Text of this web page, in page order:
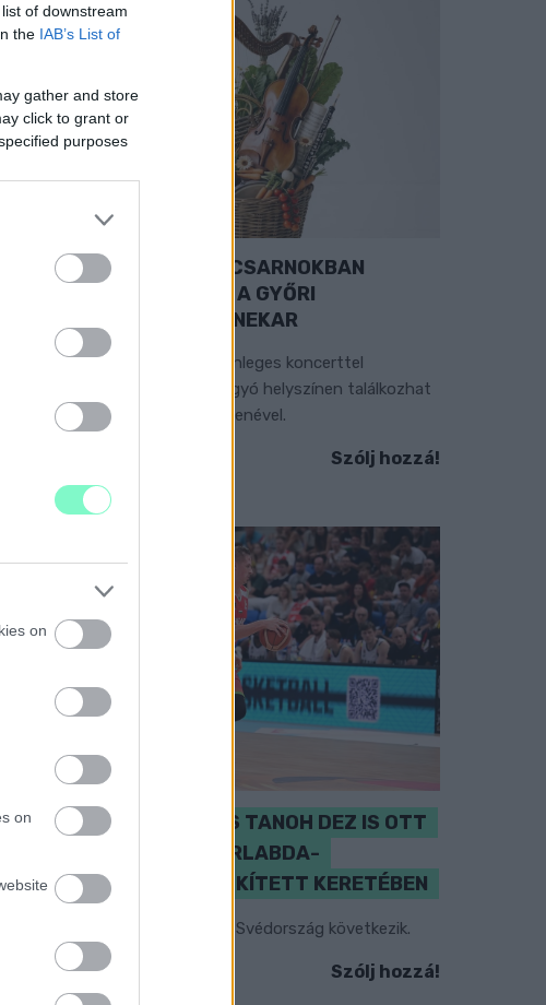
of downstream
the IAB’s List of
gather and store
click to grant or
purposes
on
on
EXTRA: A VÁSÁRCSARNOKBAN
NYITJA ÚJ ÉVADÁT A GYŐRI
FILHARMONIKUS ZENEKAR
A „Zenélő piac” című különleges koncerttel
szeptember 7-én rendhagyó helyszínen találkozhat
a közönség a klasszikus zenével.
Szólj hozzá!
PERL, VÁRADI ÉS TANOH DEZ IS OTT
VAN A FÉRFI KOSÁRLABDA-
VÁLOGATOTT SZŰKÍTETT KERETÉBEN
Észtország, Szlovénia és Svédország következik.
Szólj hozzá!